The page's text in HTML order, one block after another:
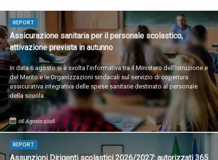
REPORT
Assicurazione sanitaria per il personale scolastico,
attivazione prevista in autunno
In data 6 agosto si è svolta l'informativa tra il Ministero dell'Istruzione e
del Merito e le Organizzazioni sindacali sul servizio di copertura
assicurativa integrativa delle spese sanitarie destinato al personale
della scuola.
06 Agosto 2026
REPORT
Assunzioni Dirigenti scolastici 2026/2027: autorizzati 365